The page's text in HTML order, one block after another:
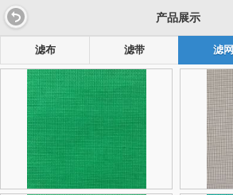
产品展示
滤布 滤带 滤网